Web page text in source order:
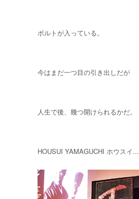
ボルトが入っている。
今はまだ一つ目の引き出しだが
人生で後、幾つ開けられるかだ。
HOUSUI YAMAGUCHI ホウスイ...